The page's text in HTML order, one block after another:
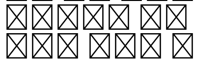
변수이다. 질량
외에도 항성의 특